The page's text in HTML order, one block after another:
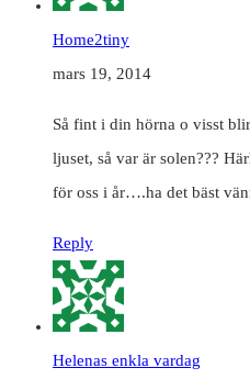
Home2tiny
mars 19, 2014
Så fint i din hörna o visst
ljuset, så var är solen???
för oss i år….ha det bäst
Reply
Helenas enkla vardag